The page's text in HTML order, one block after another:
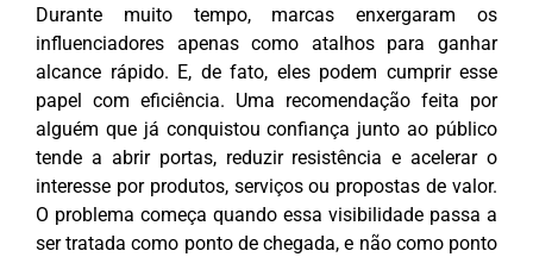
Durante muito tempo, marcas enxergaram os
influenciadores apenas como atalhos para ganhar
alcance rápido. E, de fato, eles podem cumprir esse
papel com eficiência. Uma recomendação feita por
alguém que já conquistou confiança junto ao público
tende a abrir portas, reduzir resistência e acelerar o
interesse por produtos, serviços ou propostas de valor.
O problema começa quando essa visibilidade passa a
ser tratada como ponto de chegada, e não como ponto